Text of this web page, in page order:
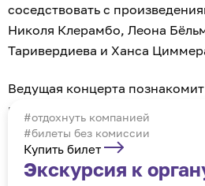
соседствовать с
Николя Клерамбо, Леона
Таривердиева и Ханса
Ведущая концерта
произведений и расскажет об
исполнения.
отдохнуть компанией
#билеты без комиссии
Купить билет
Экскурсия к